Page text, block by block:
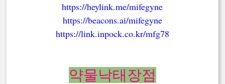
https://heylink.me/mifegyne
https://beacons.ai/mifegyne
https://link.inpock.co.kr/mfg78
약물낙태장점